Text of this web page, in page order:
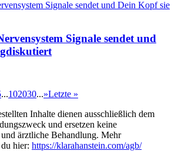
Signale sendet und
...102030...»Letzte »
Inhalte dienen ausschließlich dem
und ersetzen keine
ärztliche Behandlung. Mehr
hier: https://klarahanstein.com/agb/